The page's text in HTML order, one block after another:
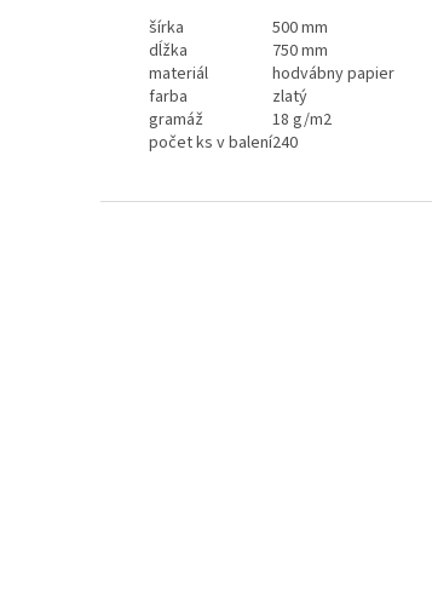
šírka
500 mm
dĺžka
750 mm
materiál
hodvábny papier
farba
zlatý
gramáž
18 g/m2
počet ks v balení240